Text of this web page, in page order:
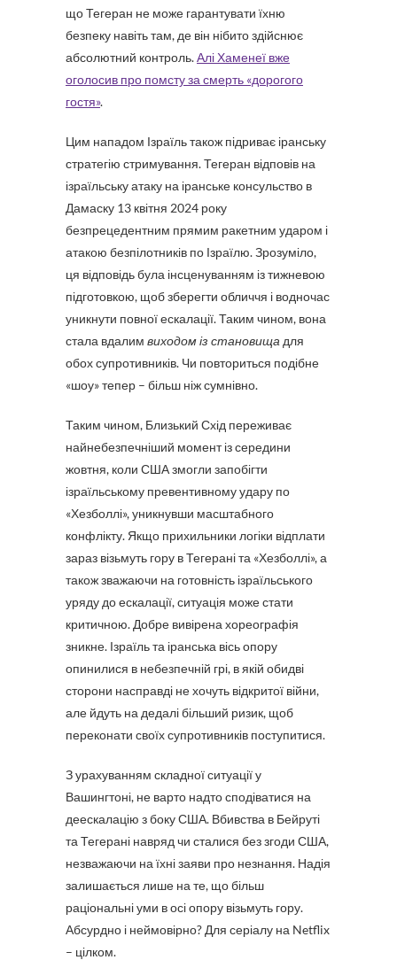
що Тегеран не може гарантувати їхню
безпеку навіть там, де він нібито здійснює
абсолютний контроль.Алі Хаменеї вже
оголосив про помсту за смерть «дорогого
гостя».
Цим нападом Ізраїль також підриває іранську
стратегію стримування. Тегеран відповів на
ізраїльську атаку на іранське консульство в
Дамаску 13 квітня 2024 року
безпрецедентним прямим ракетним ударом і
атакою безпілотників по Ізраїлю. Зрозуміло,
ця відповідь була інсценуванням із тижневою
підготовкою, щоб зберегти обличчя і водночас
уникнути повної ескалації. Таким чином, вона
стала вдалим виходом із становища для
обох супротивників. Чи повториться подібне
«шоу» тепер – більш ніж сумнівно.
Таким чином, Близький Схід переживає
найнебезпечніший момент із середини
жовтня, коли США змогли запобігти
ізраїльському превентивному удару по
«Хезболлі», уникнувши масштабного
конфлікту. Якщо прихильники логіки відплати
зараз візьмуть гору в Тегерані та «Хезболлі», а
також зважаючи на готовність ізраїльського
уряду до ескалації, ситуація може стати
критичною. Добре вивірена хореографія
зникне. Ізраїль та іранська вісь опору
опинилися в небезпечній грі, в якій обидві
сторони насправді не хочуть відкритої війни,
але йдуть на дедалі більший ризик, щоб
переконати своїх супротивників поступитися.
З урахуванням складної ситуації у
Вашингтоні, не варто надто сподіватися на
деескалацію з боку США. Вбивства в Бейруті
та Тегерані навряд чи сталися без згоди США,
незважаючи на їхні заяви про незнання. Надія
залишається лише на те, що більш
раціональні уми в осі опору візьмуть гору.
Абсурдно і неймовірно? Для серіалу на Netflix
– цілком.